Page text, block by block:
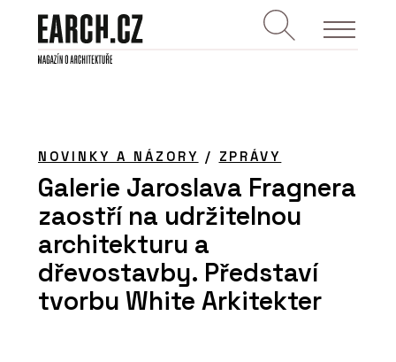
NOVINKY A NÁZORY / ZPRÁVY
Galerie Jaroslava Fragnera
zaostří na udržitelnou
architekturu a
dřevostavby. Představí
tvorbu White Arkitekter